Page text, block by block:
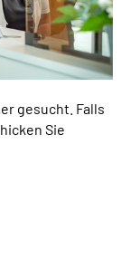
gesucht. Falls
Sie